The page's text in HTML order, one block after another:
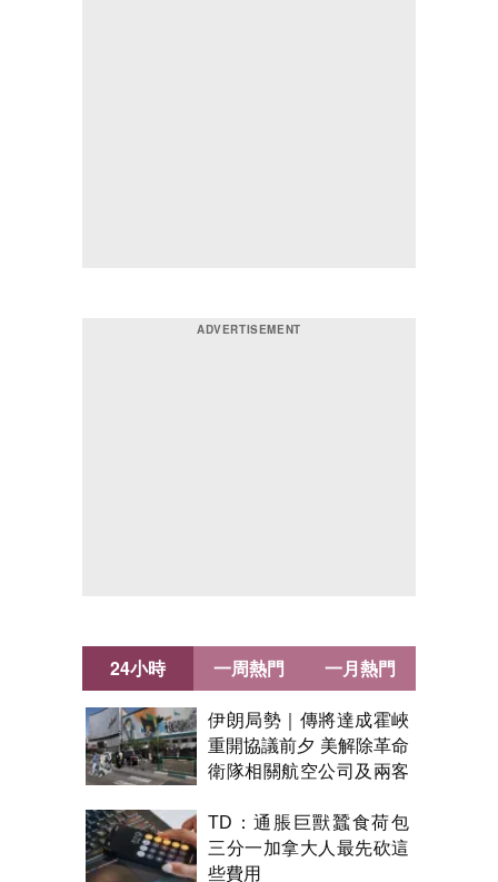
24小時
伊朗局勢｜傳將達成霍峽
重開協議前夕 美解除革命
衛隊相關航空公司及兩客
TD：通脹巨獸蠶食荷包
三分一加拿大人最先砍這
些費用
一周熱門 一月熱門